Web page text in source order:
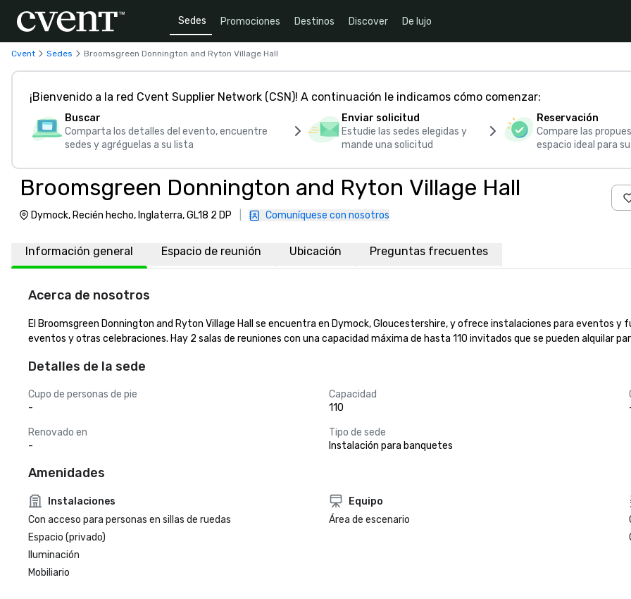
Sedes Promociones Destinos Discover De lujo
Cvent Sedes Broomsgreen Donnington and Ryton Village Hall
¡Bienvenido a la red Cvent Supplier Network (CSN)! A continuación le indicamos cómo comenzar:
Buscar
Comparta los detalles del evento, encuentre
sedes y agréguelas a su lista
Enviar solicitud
Estudie las sedes elegidas y
mande una solicitud
Reservación
Compare las
espacio ideal para
Broomsgreen Donnington and Ryton Village Hall
Dymock, Recién hecho, Inglaterra, GL18 2 DP Comuníquese con nosotros
Información general Espacio de reunión Ubicación Preguntas frecuentes
Acerca de nosotros
El Broomsgreen Donnington and Ryton Village Hall se encuentra en Dymock, Gloucestershire, y ofrece instalaciones para eventos y
eventos y otras celebraciones. Hay 2 salas de reuniones con una capacidad máxima de hasta 110 invitados que se pueden alquilar
Detalles de la sede
Cupo de personas de pie
-
Capacidad
110
Renovado en
-
Tipo de sede
Instalación para banquetes
Amenidades
Instalaciones
Con acceso para personas en sillas de ruedas
Espacio (privado)
Iluminación
Mobiliario
Equipo
Área de escenario